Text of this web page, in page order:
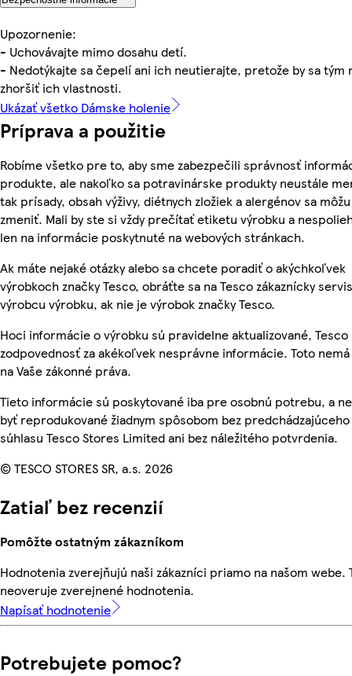
Upozornenie:
- Uchovávajte mimo dosahu detí.
- Nedotýkajte sa čepelí ani ich neutierajte, pretože by sa tým
zhoršiť ich vlastnosti.
Ukázať všetko Dámske holenie
Príprava a použitie
Robíme všetko pre to, aby sme zabezpečili správnosť
produkte, ale nakoľko sa potravinárske produkty neustále
tak prísady, obsah výživy, diétnych zložiek a alergénov sa môžu
zmeniť. Mali by ste si vždy prečítať etiketu výrobku a
len na informácie poskytnuté na webových stránkach.
Ak máte nejaké otázky alebo sa chcete poradiť o akýchkoľvek
výrobkoch značky Tesco, obráťte sa na Tesco zákaznícky
výrobcu výrobku, ak nie je výrobok značky Tesco.
Hoci informácie o výrobku sú pravidelne aktualizované, Tesco
zodpovednosť za akékoľvek nesprávne informácie. Toto
na Vaše zákonné práva.
Tieto informácie sú poskytované iba pre osobnú potrebu, a
byť reprodukované žiadnym spôsobom bez predchádzajúceho
súhlasu Tesco Stores Limited ani bez náležitého potvrdenia.
© TESCO STORES SR, a.s. 2026
Zatiaľ bez recenzií
Pomôžte ostatným zákazníkom
Hodnotenia zverejňujú naši zákazníci priamo na našom webe.
neoveruje zverejnené hodnotenia.
Napísať hodnotenie
Potrebujete pomoc?